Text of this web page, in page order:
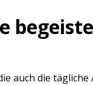
auch die